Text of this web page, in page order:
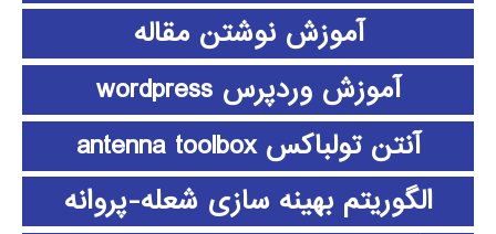
آموزش نوشتن مقاله
آموزش وردپرس wordpress
آنتن تولباکس antenna toolbox
الگوریتم بهینه سازی شعله-پروانه